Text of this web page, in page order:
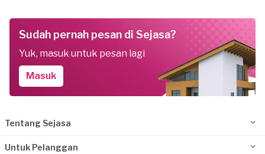
Sudah pernah pesan di Sejasa?
Yuk, masuk untuk pesan lagi
Masuk
Tentang Sejasa
Untuk Pelanggan